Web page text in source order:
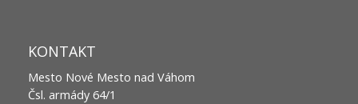
KONTAKT
Mesto Nové Mesto nad Váhom
Čsl. armády 64/1